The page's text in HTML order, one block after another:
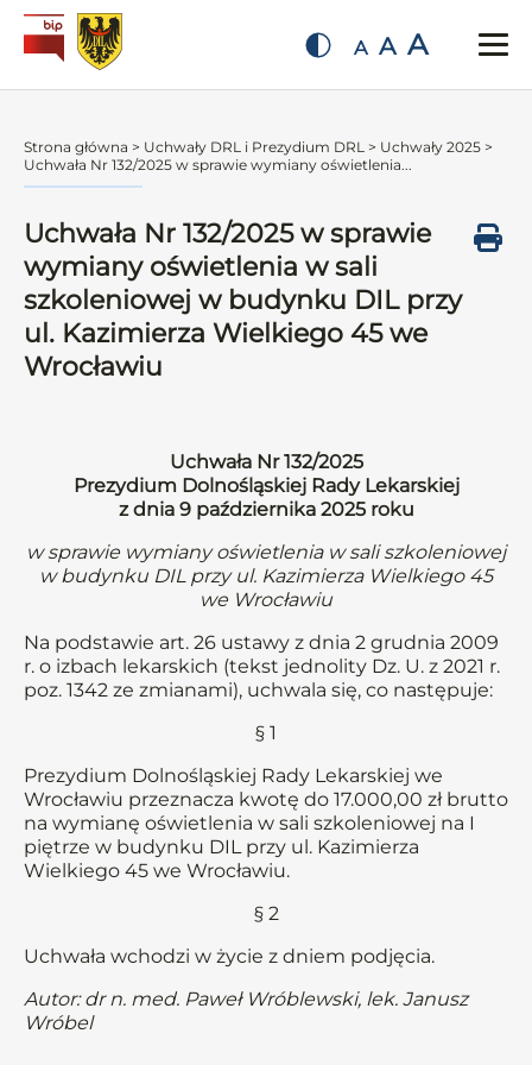
A A A
Strona główna > Uchwały DRL i Prezydium DRL > Uchwały 2025 >
Uchwała Nr 132/2025 w sprawie wymiany oświetlenia...
Uchwała Nr 132/2025 w sprawie
wymiany oświetlenia w sali
szkoleniowej w budynku DIL przy
ul. Kazimierza Wielkiego 45 we
Wrocławiu
Uchwała Nr 132/2025
Prezydium Dolnośląskiej Rady Lekarskiej
z dnia 9 października 2025 roku
w sprawie wymiany oświetlenia w sali szkoleniowej
w budynku DIL przy ul. Kazimierza Wielkiego 45
we Wrocławiu
Na podstawie art. 26 ustawy z dnia 2 grudnia 2009
r. o izbach lekarskich (tekst jednolity Dz. U. z 2021 r.
poz. 1342 ze zmianami), uchwala się, co następuje:
§ 1
Prezydium Dolnośląskiej Rady Lekarskiej we
Wrocławiu przeznacza kwotę do 17.000,00 zł brutto
na wymianę oświetlenia w sali szkoleniowej na I
piętrze w budynku DIL przy ul. Kazimierza
Wielkiego 45 we Wrocławiu.
§ 2
Uchwała wchodzi w życie z dniem podjęcia.
Autor: dr n. med. Paweł Wróblewski, lek. Janusz
Wróbel